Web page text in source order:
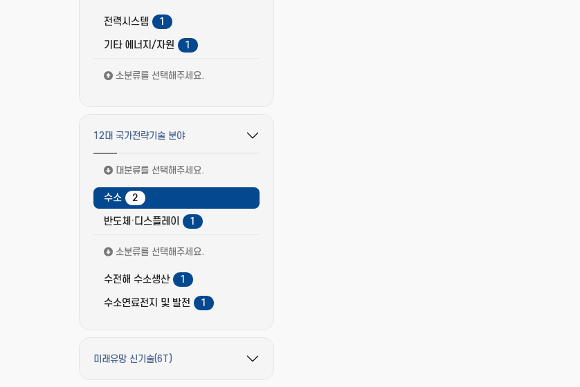
전력시스템
1
기타 에너지/자원
1
소분류를 선택해주세요.
12대 국가전략기술 분야
필터 옵션 펼치기/접기
대분류를 선택해주세요.
수소
2
반도체·디스플레이
1
소분류를 선택해주세요.
수전해 수소생산
1
수소연료전지 및 발전
1
미래유망 신기술(6T)
필터 옵션 펼치기/접기